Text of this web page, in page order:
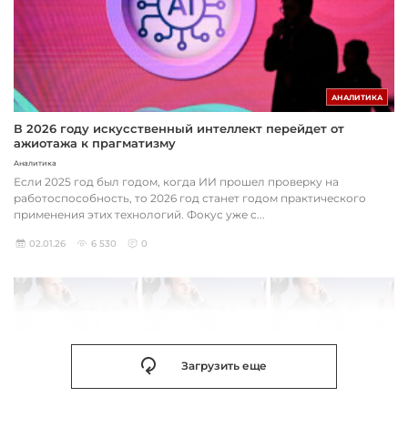
АНАЛИТИКА
В 2026 году искусственный интеллект перейдет от
ажиотажа к прагматизму
Аналитика
Если 2025 год был годом, когда ИИ прошел проверку на
работоспособность, то 2026 год станет годом практического
применения этих технологий. Фокус уже с...
02.01.26 6 530 0
Загрузить еще